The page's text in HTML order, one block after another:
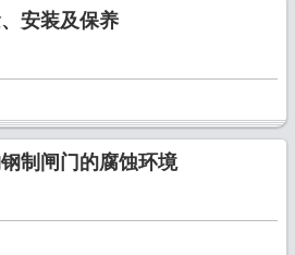
安装及保养
制闸门的腐蚀环境